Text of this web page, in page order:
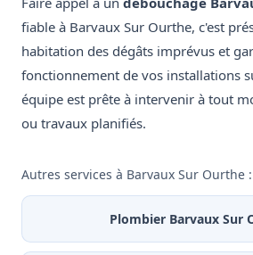
fiable à Barvaux Sur Ourthe, c'est
habitation des dégâts imprévus et
fonctionnement de vos installations
équipe est prête à intervenir à tout
ou travaux planifiés.
Autres services à Barvaux Sur Ourthe :
Plombier Barvaux Sur